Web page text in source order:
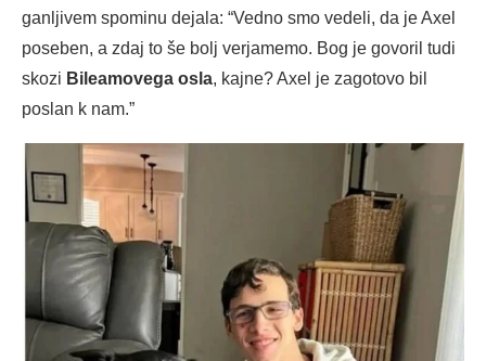
ganljivem spominu dejala: “Vedno smo vedeli, da je Axel
poseben, a zdaj to še bolj verjamemo. Bog je govoril tudi
skozi Bileamovega osla, kajne? Axel je zagotovo bil
poslan k nam.”